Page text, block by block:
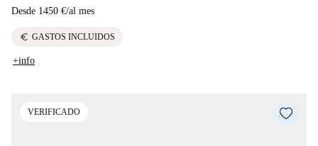
Desde 1450 €/al mes
euro GASTOS INCLUIDOS
+info
VERIFICADO